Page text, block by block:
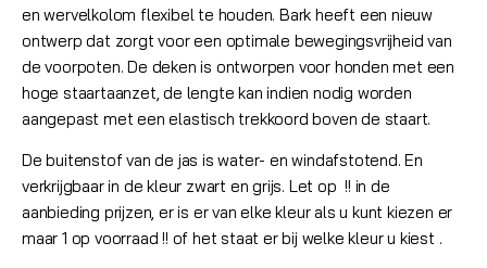
en wervelkolom flexibel te houden. Bark heeft een nieuw
ontwerp dat zorgt voor een optimale bewegingsvrijheid van
de voorpoten. De deken is ontworpen voor honden met een
hoge staartaanzet, de lengte kan indien nodig worden
aangepast met een elastisch trekkoord boven de staart.
De buitenstof van de jas is water- en windafstotend. En
verkrijgbaar in de kleur zwart en grijs. Let op !! in de
aanbieding prijzen, er is er van elke kleur als u kunt kiezen er
maar 1 op voorraad !! of het staat er bij welke kleur u kiest .